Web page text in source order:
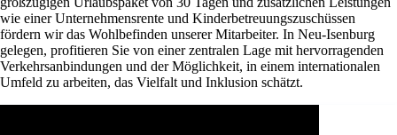
wie einer Unternehmensrente und Kinderbetreuungszuschüssen
fördern wir das Wohlbefinden unserer Mitarbeiter. In Neu-Isenburg
gelegen, profitieren Sie von einer zentralen Lage mit hervorragenden
Verkehrsanbindungen und der Möglichkeit, in einem internationalen
Umfeld zu arbeiten, das Vielfalt und Inklusion schätzt.